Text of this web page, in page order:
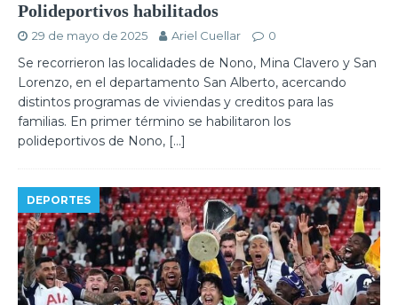
Polideportivos habilitados
29 de mayo de 2025 Ariel Cuellar 0
Se recorrieron las localidades de Nono, Mina Clavero y San
Lorenzo, en el departamento San Alberto, acercando
distintos programas de viviendas y creditos para las
familias. En primer término se habilitaron los
polideportivos de Nono, […]
DEPORTES